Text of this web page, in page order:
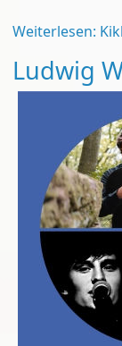
Weiterlesen:
Ludwig